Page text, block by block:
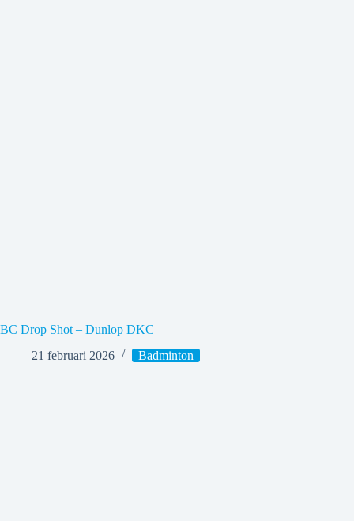
BC Drop Shot – Dunlop DKC
21 februari 2026
Badminton